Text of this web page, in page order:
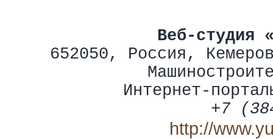
Веб-студия
652050, Россия ,
Интернет-
+7
http://